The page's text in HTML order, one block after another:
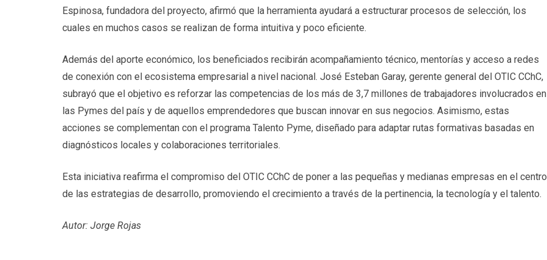
Espinosa, fundadora del proyecto, afirmó que la herramienta ayudará a estructurar procesos de selección, los
cuales en muchos casos se realizan de forma intuitiva y poco eficiente.
Además del aporte económico, los beneficiados recibirán acompañamiento técnico, mentorías y acceso a redes
de conexión con el ecosistema empresarial a nivel nacional. José Esteban Garay, gerente general del OTIC CChC,
subrayó que el objetivo es reforzar las competencias de los más de 3,7 millones de trabajadores involucrados en
las Pymes del país y de aquellos emprendedores que buscan innovar en sus negocios. Asimismo, estas
acciones se complementan con el programa Talento Pyme, diseñado para adaptar rutas formativas basadas en
diagnósticos locales y colaboraciones territoriales.
Esta iniciativa reafirma el compromiso del OTIC CChC de poner a las pequeñas y medianas empresas en el centro
de las estrategias de desarrollo, promoviendo el crecimiento a través de la pertinencia, la tecnología y el talento.
Autor: Jorge Rojas